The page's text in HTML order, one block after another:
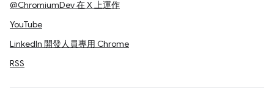
@ChromiumDev 在 X 上運作
YouTube
LinkedIn 開發人員專用 Chrome
RSS